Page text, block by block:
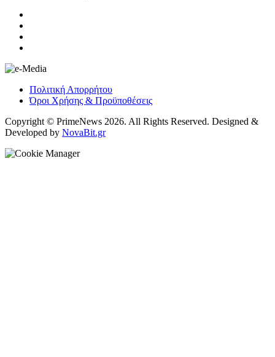
Πολιτική Απορρήτου
Όροι Χρήσης & Προϋποθέσεις
Copyright © PrimeNews 2026. All Rights Reserved. Designed &
Developed by NovaBit.gr